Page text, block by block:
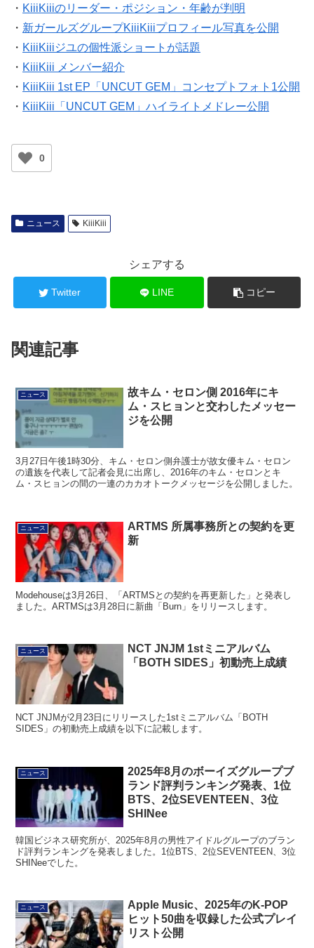
・ KiiiKiiiのリーダー・ポジション・年齢が判明
・ 新ガールズグループKiiiKiiiプロフィール写真を公開
・ KiiiKiiiジユの個性派ショートが話題
・ KiiiKiii メンバー紹介
・ KiiiKiii 1st EP「UNCUT GEM」コンセプトフォト1公開
・ KiiiKiii「UNCUT GEM」ハイライトメドレー公開
0
ニュース KiiiKiii
シェアする
Twitter LINE コピー
関連記事
ニュース
故キム・セロン側 2016年にキ
ム・スヒョンと交わしたメッセー
ジを公開
3月27日午後1時30分、キム・セロン側弁護士が故女優キム・セロン
の遺族を代表して記者会見に出席し、2016年のキム・セロンとキ
ム・スヒョンの間の一連のカカオトークメッセージを公開しました。
ニュース
ARTMS 所属事務所との契約を更
新
Modehouseは3月26日、「ARTMSとの契約を再更新した」と発表し
ました。ARTMSは3月28日に新曲「Burn」をリリースします。
ニュース
NCT JNJM 1stミニアルバム
「BOTH SIDES」初動売上成績
NCT JNJMが2月23日にリリースした1stミニアルバム「BOTH
SIDES」の初動売上成績を以下に記載します。
ニュース
2025年8月のボーイズグループブ
ランド評判ランキング発表、1位
BTS、2位SEVENTEEN、3位
SHINee
韓国ビジネス研究所が、2025年8月の男性アイドルグループのブラン
ド評判ランキングを発表しました。1位BTS、2位SEVENTEEN、3位
SHINeeでした。
ニュース
Apple Music、2025年のK-POP
ヒット50曲を収録した公式プレイ
リスト公開